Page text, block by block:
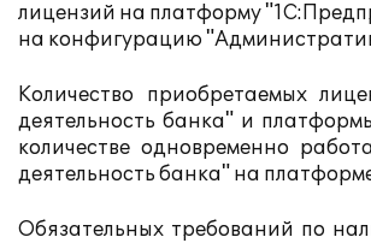
лицензий на платформу
на конфигурацию
Количество приобретаемых
деятельность банка" и
количестве одновременно
деятельность банка" на
Обязательных требований по